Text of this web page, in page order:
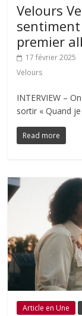
Velours
premier
17 février 2025
Velours
INTERVIEW –
sortir « Quand
Read more
Article en Une